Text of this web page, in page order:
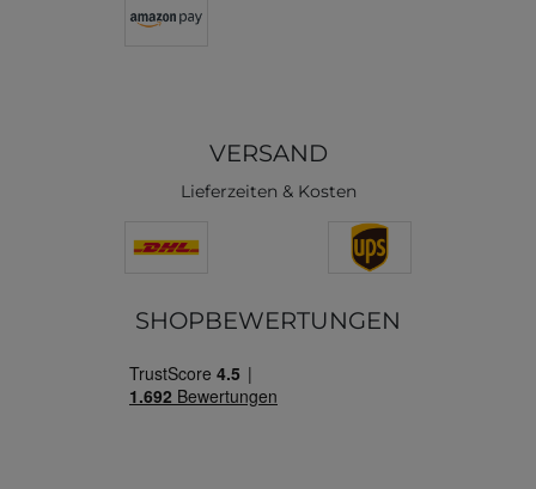
VERSAND
Lieferzeiten & Kosten
SHOPBEWERTUNGEN